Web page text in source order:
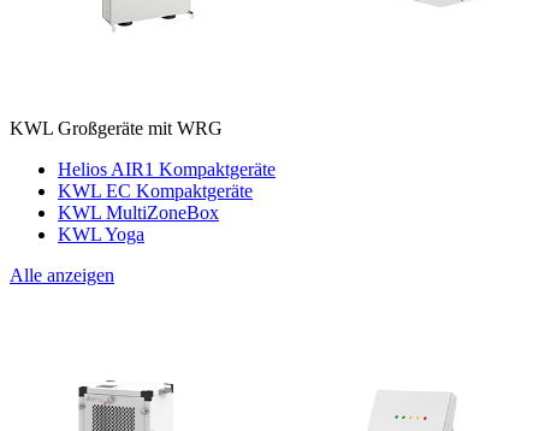
KWL Großgeräte mit WRG
Helios AIR1 Kompaktgeräte
KWL EC Kompaktgeräte
KWL MultiZoneBox
KWL Yoga
Alle anzeigen